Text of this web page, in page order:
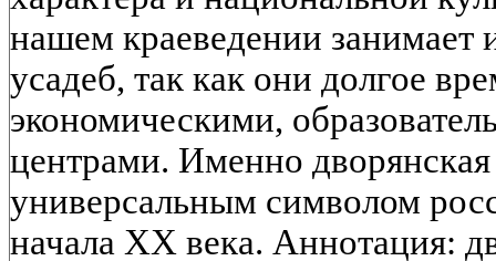
нашем краеведении занимает
усадеб, так как они долгое
экономическими,
центрами. Именно дворянская
универсальным символом
начала XX века. Аннотация: